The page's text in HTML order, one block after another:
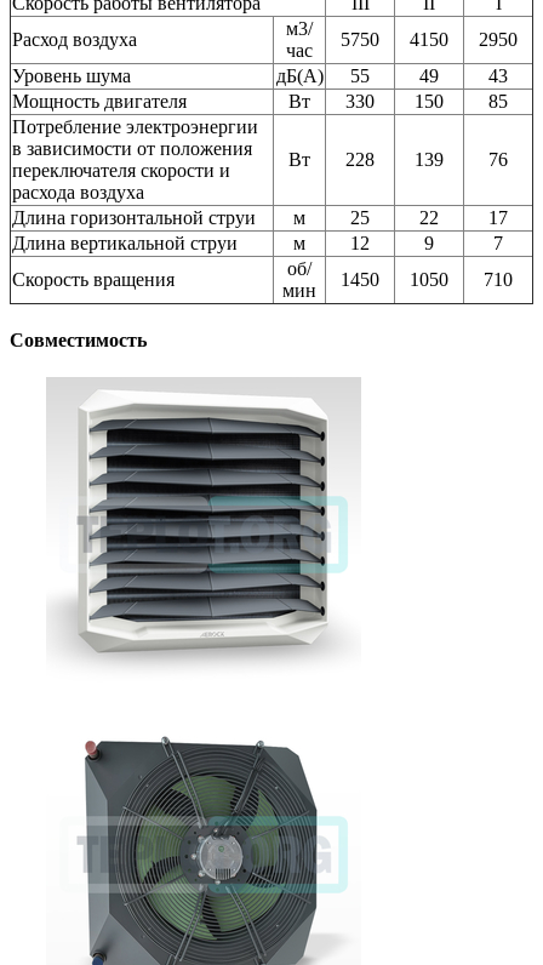
Расход воздуха
м3/
час
5750 4150
2950
Уровень шума
дБ(А) 55 49
43
Мощность двигателя
Вт 330 150
85
Потребление электроэнергии
в зависимости от положения
переключателя скорости и
расхода воздуха
Вт 228 139 76
Длина горизонтальной струи м 25 22
17
Длина вертикальной струи
м 12 9
7
Скорость вращения
об/
мин
1450 1050 710
Совместимость